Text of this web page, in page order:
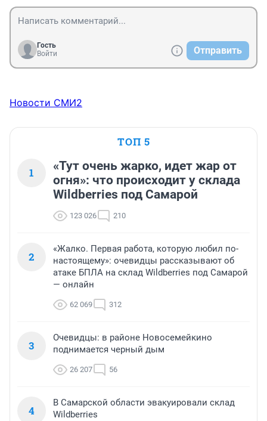
Гость
Войти
Отправить
Новости СМИ2
ТОП 5
1
«Тут очень жарко, идет жар от
огня»: что происходит у склада
Wildberries под Самарой
123 026 210
2
«Жалко. Первая работа, которую любил по-
настоящему»: очевидцы рассказывают об
атаке БПЛА на склад Wildberries под Самарой
— онлайн
62 069 312
3
Очевидцы: в районе Новосемейкино
поднимается черный дым
26 207 56
4
В Самарской области эвакуировали склад
Wildberries